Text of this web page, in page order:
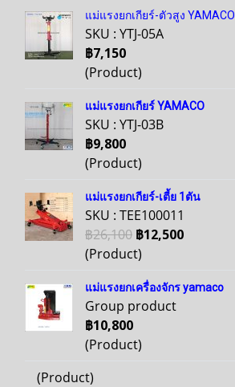
แม่แรงยกเกียร์-ตัวสูง YAMACO
SKU : YTJ-05A
฿7,150
(Product)
แม่แรงยกเกียร์ YAMACO
SKU : YTJ-03B
฿9,800
(Product)
แม่แรงยกเกียร์-เตี้ย 1ตัน
SKU : TEE100011
฿26,100 ฿12,500
(Product)
แม่แรงยกเครื่องจักร yamaco
Group product
฿10,800
(Product)
(Product)